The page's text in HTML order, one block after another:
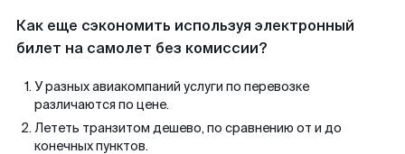
Как еще сэкономить используя электронный
билет на самолет без комиссии?
У разных авиакомпаний услуги по перевозке
различаются по цене.
Лететь транзитом дешево, по сравнению от и до
конечных пунктов.